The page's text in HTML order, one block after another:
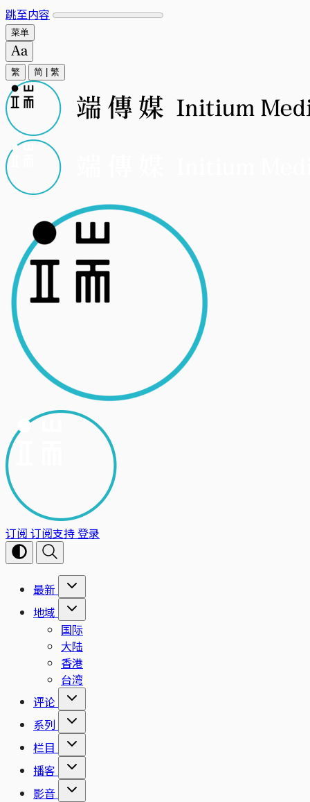
跳至内容
菜单
繁 简 繁
订阅 订阅支持登录
最新
地域
国际
大陆
香港
台湾
评论
系列
栏目
播客
影音